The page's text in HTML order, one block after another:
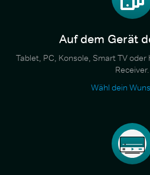
Auf dem Gerät
Tablet, PC, Konsole, Smart TV
Receiver.
Wähl dein